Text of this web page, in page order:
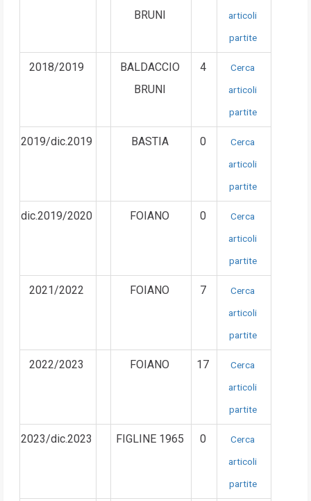
BRUNI
articoli
partite
2018/2019
BALDACCIO
BRUNI
4
Cerca
articoli
partite
2019/dic.2019 BASTIA 0
Cerca
articoli
partite
dic.2019/2020 FOIANO 0
Cerca
articoli
partite
2021/2022 FOIANO 7
Cerca
articoli
partite
2022/2023 FOIANO 17
Cerca
articoli
partite
2023/dic.2023 FIGLINE 1965 0
Cerca
articoli
partite